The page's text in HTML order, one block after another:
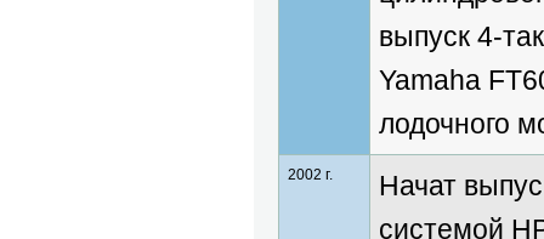
выпуск 4-
Yamaha
лодочного
2002 г.
Начат
системой